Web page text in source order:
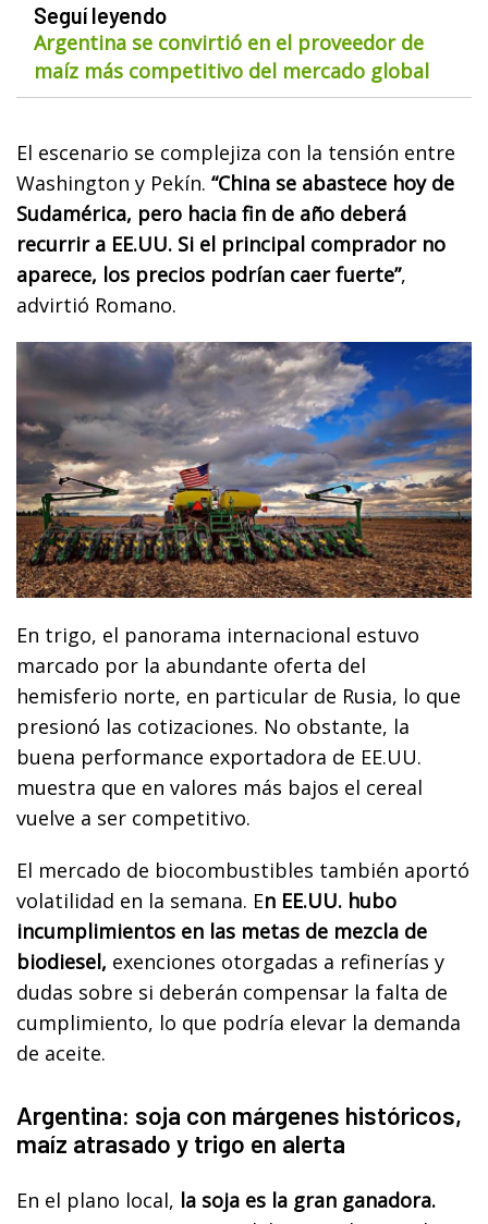
Seguí leyendo
Argentina se convirtió en el proveedor de
maíz más competitivo del mercado global
El escenario se complejiza con la tensión entre
Washington y Pekín. “China se abastece hoy de
Sudamérica, pero hacia fin de año deberá
recurrir a EE.UU. Si el principal comprador no
aparece, los precios podrían caer fuerte”,
advirtió Romano.
En trigo, el panorama internacional estuvo
marcado por la abundante oferta del
hemisferio norte, en particular de Rusia, lo que
presionó las cotizaciones. No obstante, la
buena performance exportadora de EE.UU.
muestra que en valores más bajos el cereal
vuelve a ser competitivo.
El mercado de biocombustibles también aportó
volatilidad en la semana. En EE.UU. hubo
incumplimientos en las metas de mezcla de
biodiesel, exenciones otorgadas a refinerías y
dudas sobre si deberán compensar la falta de
cumplimiento, lo que podría elevar la demanda
de aceite.
Argentina: soja con márgenes históricos,
maíz atrasado y trigo en alerta
En el plano local, la soja es la gran ganadora.